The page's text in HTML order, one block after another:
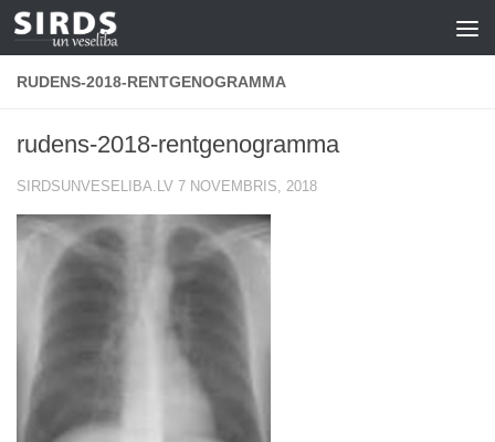
Skip to content
RUDENS-2018-RENTGENOGRAMMA
rudens-2018-rentgenogramma
SIRDSUNVESELIBA.LV 7 NOVEMBRIS, 2018